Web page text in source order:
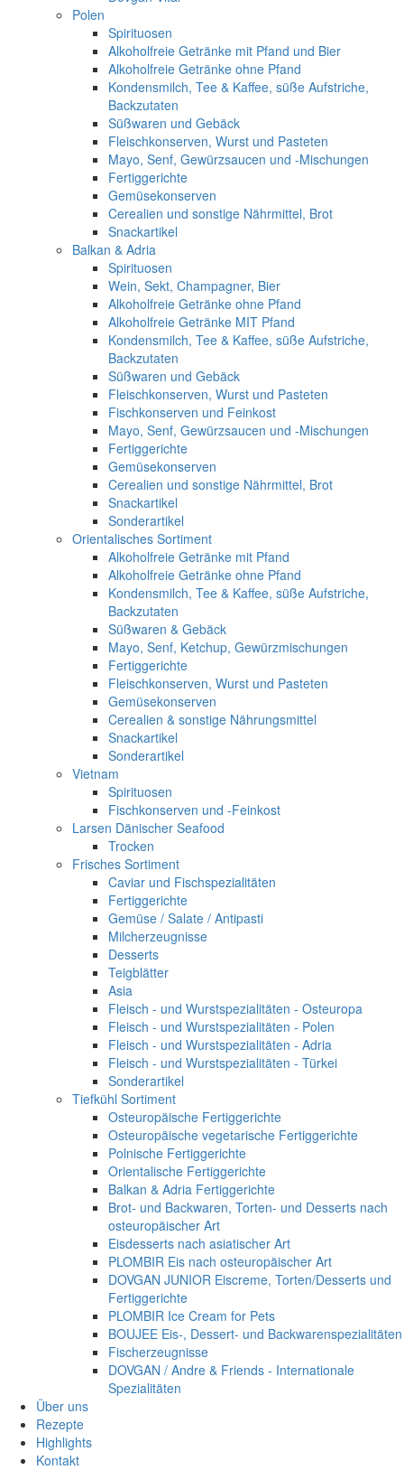
Polen
Spirituosen
Alkoholfreie Getränke mit Pfand und Bier
Alkoholfreie Getränke ohne Pfand
Kondensmilch, Tee & Kaffee, süße Aufstriche,
Backzutaten
Süßwaren und Gebäck
Fleischkonserven, Wurst und Pasteten
Mayo, Senf, Gewürzsaucen und -Mischungen
Fertiggerichte
Gemüsekonserven
Cerealien und sonstige Nährmittel, Brot
Snackartikel
Balkan & Adria
Spirituosen
Wein, Sekt, Champagner, Bier
Alkoholfreie Getränke ohne Pfand
Alkoholfreie Getränke MIT Pfand
Kondensmilch, Tee & Kaffee, süße Aufstriche,
Backzutaten
Süßwaren und Gebäck
Fleischkonserven, Wurst und Pasteten
Fischkonserven und Feinkost
Mayo, Senf, Gewürzsaucen und -Mischungen
Fertiggerichte
Gemüsekonserven
Cerealien und sonstige Nährmittel, Brot
Snackartikel
Sonderartikel
Orientalisches Sortiment
Alkoholfreie Getränke mit Pfand
Alkoholfreie Getränke ohne Pfand
Kondensmilch, Tee & Kaffee, süße Aufstriche,
Backzutaten
Süßwaren & Gebäck
Mayo, Senf, Ketchup, Gewürzmischungen
Fertiggerichte
Fleischkonserven, Wurst und Pasteten
Gemüsekonserven
Cerealien & sonstige Nährungsmittel
Snackartikel
Sonderartikel
Vietnam
Spirituosen
Fischkonserven und -Feinkost
Larsen Dänischer Seafood
Trocken
Frisches Sortiment
Caviar und Fischspezialitäten
Fertiggerichte
Gemüse / Salate / Antipasti
Milcherzeugnisse
Desserts
Teigblätter
Asia
Fleisch - und Wurstspezialitäten - Osteuropa
Fleisch - und Wurstspezialitäten - Polen
Fleisch - und Wurstspezialitäten - Adria
Fleisch - und Wurstspezialitäten - Türkei
Sonderartikel
Tiefkühl Sortiment
Osteuropäische Fertiggerichte
Osteuropäische vegetarische Fertiggerichte
Polnische Fertiggerichte
Orientalische Fertiggerichte
Balkan & Adria Fertiggerichte
Brot- und Backwaren, Torten- und Desserts nach
osteuropäischer Art
Eisdesserts nach asiatischer Art
PLOMBIR Eis nach osteuropäischer Art
DOVGAN JUNIOR Eiscreme, Torten/Desserts und
Fertiggerichte
PLOMBIR Ice Cream for Pets
BOUJEE Eis-, Dessert- und Backwarenspezialitäten
Fischerzeugnisse
DOVGAN / Andre & Friends - Internationale
Spezialitäten
Über uns
Rezepte
Highlights
Kontakt